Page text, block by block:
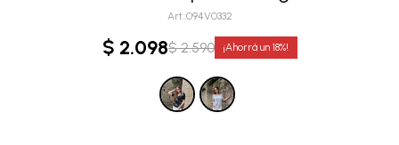
094V0332
$ 2.098$ 2.590 18